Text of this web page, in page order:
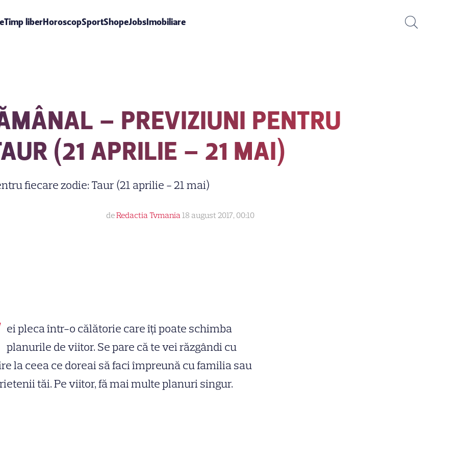
Timp liberHoroscopSportShopeJobsImobiliare
– PREVIZIUNI PENTRU
(21 APRILIE – 21 MAI)
deRedactia Tvmania18 august 2017, 00:10
ei pleca într-o călătorie care îţi poate schimba
planurile de viitor. Se pare că te vei răzgândi cu
la ceea ce doreai să faci împreună cu familia sau
tăi. Pe viitor, fă mai multe planuri singur.